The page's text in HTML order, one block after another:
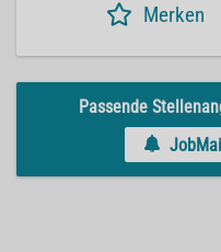
Merken
Passende